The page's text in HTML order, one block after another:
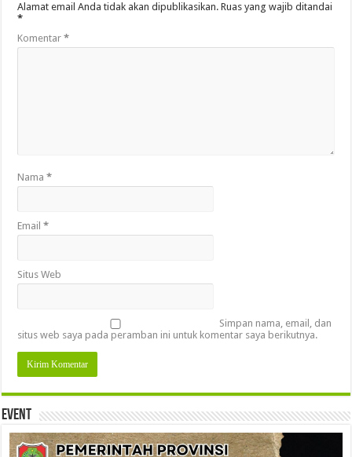
Alamat email Anda tidak akan dipublikasikan. Ruas yang wajib ditandai
*
Komentar*
Nama*
Email*
Situs Web
Simpan nama, email, dan
situs web saya pada peramban ini untuk komentar saya berikutnya.
Event